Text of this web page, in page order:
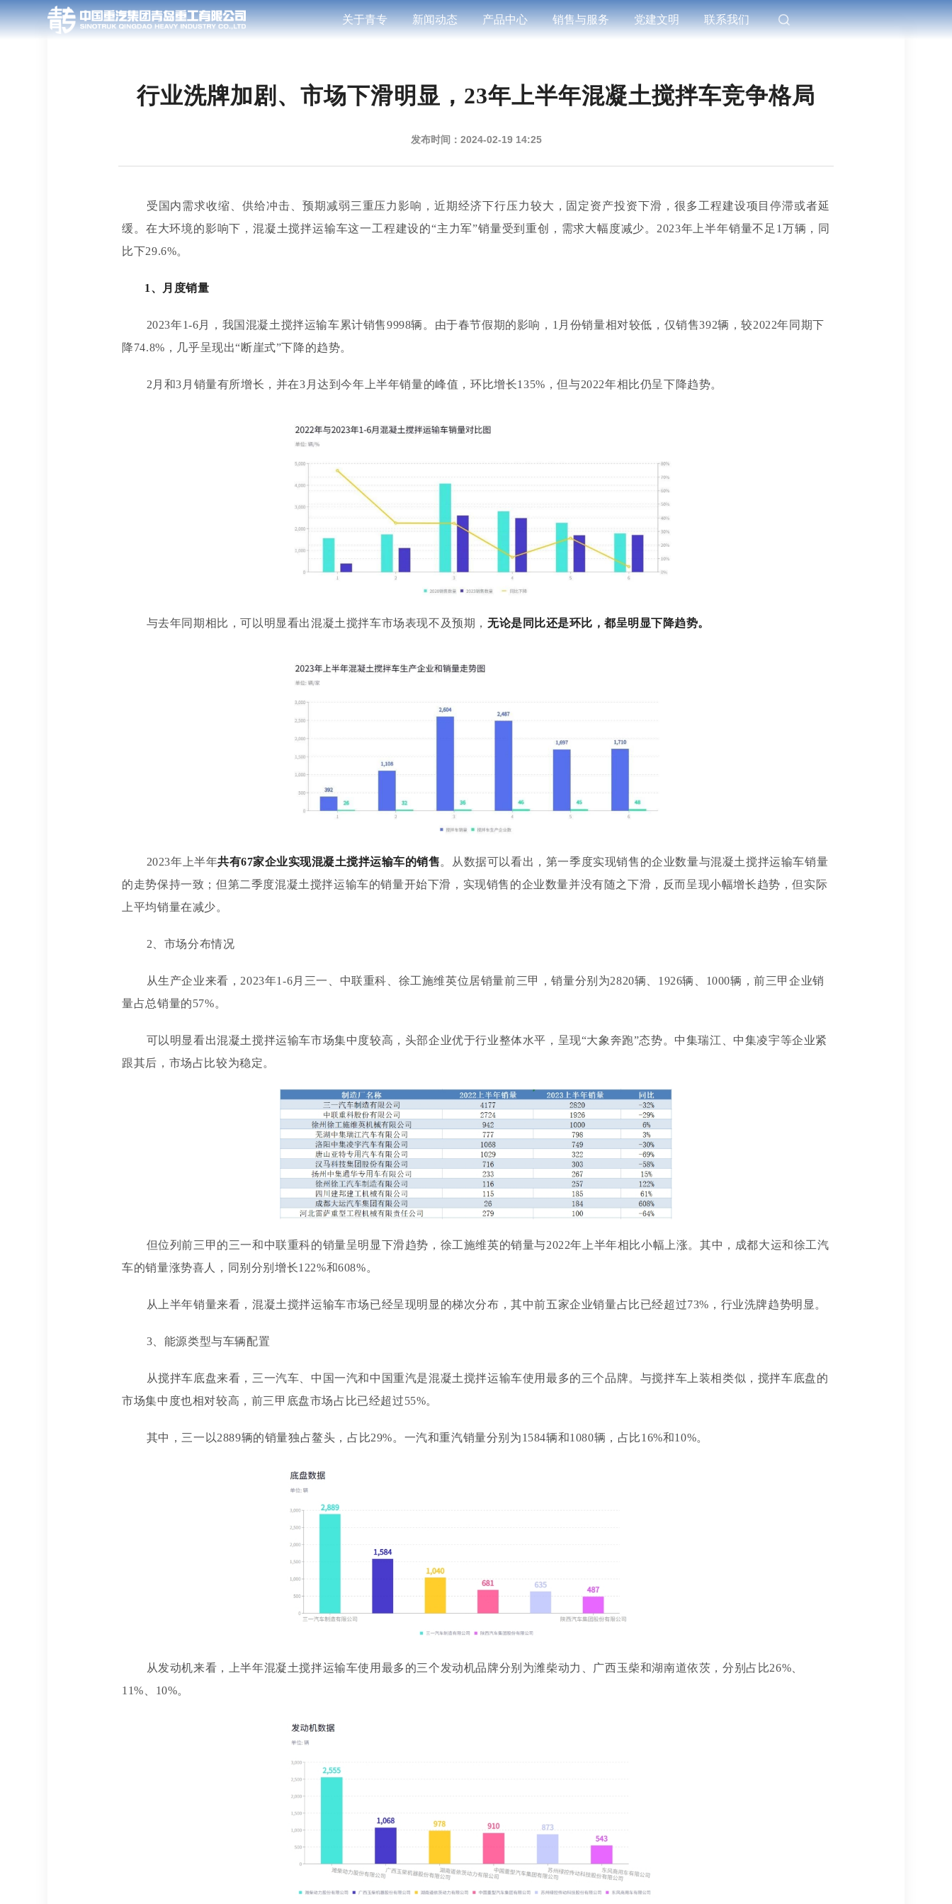
关于青专 新闻动态 产品中心 销售与服务 党建文明 联系我们
行业洗牌加剧、市场下滑明显，23年上半年混凝土搅拌车竞争格局
发布时间：2024-02-19 14:25
受国内需求收缩、供给冲击、预期减弱三重压力影响，近期经济下行压力较大， 固定资产投资下滑，很多工程建设项目停滞或者延
缓 。在大环境的影响下，混凝土搅拌运输车这一工程建设的“主力军”销量受到重创，需求大幅度减少。 2023年上半年销量不足1万辆，同
比下29.6%。
1、月度销量
2023年1-6月，我国混凝土搅拌运输车累计销售9998辆。由于春节假期的影响，1月份销量相对较低，仅销售392辆，较2022年同期下
降74.8%，几乎呈现出“断崖式”下降的趋势。
2月和3月销量有所增长，并在3月达到今年上半年销量的峰值，环比增长135%，但与2022年相比仍呈下降趋势。
与去年同期相比，可以明显看出混凝土搅拌车市场表现不及预期， 无论是同比还是环比，都呈明显下降趋势。
2023年上半年共有67家企业实现混凝土搅拌运输车的销售。从数据可以看出，第一季度实现销售的企业数量与混凝土搅拌运输车销量
的走势保持一致；但第二季度混凝土搅拌运输车的销量开始下滑，实现销售的企业数量并没有随之下滑，反而呈现小幅增长趋势，但实际
上平均销量在减少。
2、市场分布情况
从生产企业来看， 2023年1-6月三一、中联重科、徐工施维英位居销量前三甲，销量分别为2820辆、1926辆、1000辆，前三甲企业销
量占总销量的57%。
可以明显看出混凝土搅拌运输车市场集中度较高，头部企业优于行业整体水平，呈现“大象奔跑”态势。中集瑞江、中集凌宇等企业紧
跟其后，市场占比较为稳定。
但位列前三甲的三一和中联重科的销量呈明显下滑趋势，徐工施维英的销量与2022年上半年相比小幅上涨。其中，成都大运和徐工汽
车的销量涨势喜人，同别分别增长122%和608%。
从上半年销量来看，混凝土搅拌运输车市场已经呈现明显的梯次分布，其中前五家企业销量占比已经超过73%，行业洗牌趋势明显。
3、能源类型与车辆配置
从搅拌车底盘来看，三一汽车、中国一汽和中国重汽是混凝土搅拌运输车使用最多的三个品牌。与搅拌车上装相类似，搅拌车底盘的
市场集中度也相对较高，前三甲底盘市场占比已经超过55%。
其中，三一以2889辆的销量独占鳌头，占比29%。一汽和重汽销量分别为1584辆和1080辆，占比16%和10%。
从发动机来看，上半年混凝土搅拌运输车使用最多的三个发动机品牌分别为潍柴动力、广西玉柴和湖南道依茨，分别占比26%、
11%、10%。